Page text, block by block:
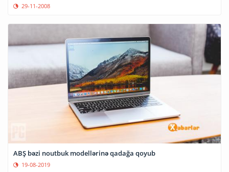
29-11-2008
ABŞ bəzi noutbuk modellərinə qadağa qoyub
19-08-2019